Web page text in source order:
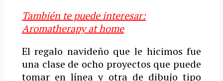
También te puede interesar:
Aromatherapy at home
El regalo navideño que le hicimos fue
una clase de ocho proyectos que puede
tomar en línea y otra de dibujo tipo